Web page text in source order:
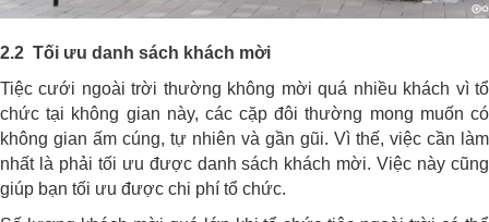
2.2 Tối ưu danh sách khách mời
Tiệc cưới ngoài trời thường không mời quá nhiều khách vì tổ
chức tại không gian này, các cặp đôi thường mong muốn có
không gian ấm cúng, tự nhiên và gần gũi. Vì thế, việc cần làm
nhất là phải tối ưu được danh sách khách mời. Việc này cũng
giúp bạn tối ưu được chi phí tổ chức.